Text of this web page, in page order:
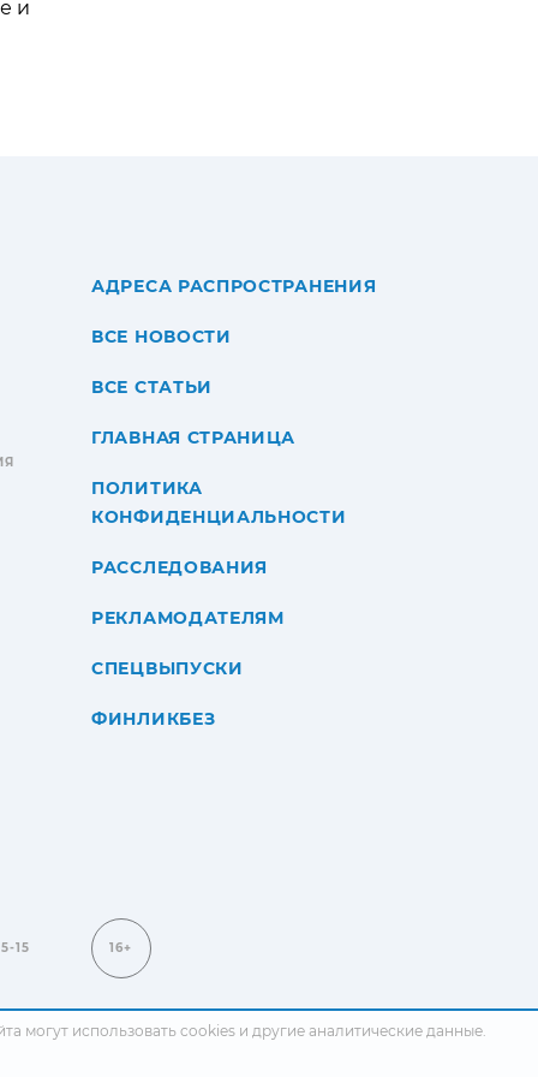
и
АДРЕСА РАСПРОСТРАНЕНИЯ
ВСЕ НОВОСТИ
ВСЕ СТАТЬИ
ГЛАВНАЯ СТРАНИЦА
ПОЛИТИКА
КОНФИДЕНЦИАЛЬНОСТИ
РАССЛЕДОВАНИЯ
РЕКЛАМОДАТЕЛЯМ
СПЕЦВЫПУСКИ
ФИНЛИКБЕЗ
15 16+
могут использовать cookies и другие аналитические данные.